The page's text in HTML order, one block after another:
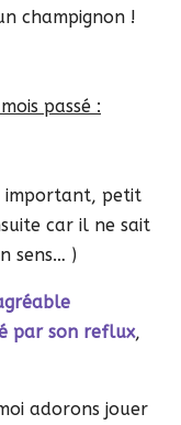
champignon !
passé :
important, petit
car il ne sait
sens… )
par son reflux,
adorons jouer